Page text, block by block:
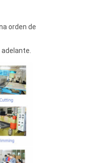
orden de